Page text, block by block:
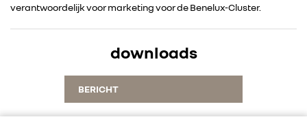
RENAULT GROUP
verantwoordelijk voor marketing voor de Benelux-Cluster.
downloads
BERICHT